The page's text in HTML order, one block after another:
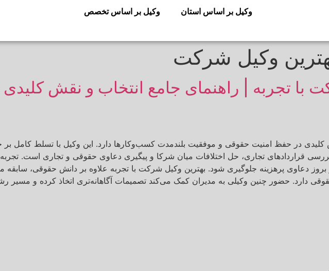
وکیل بر اساس استان وکیل بر اساس تخصص
وکیل شرکت
با تجربه | راهنمای جامع انتخاب و نقش
در حفظ امنیت حقوقی و موفقیت بلندمدت کسب‌وکارها دارد. این وکیل با تسلط کامل
قراردادهای تجاری، حل اختلافات میان شرکا و پیگیری دعاوی حقوقی و تجاری است.
دعاوی پرهزینه جلوگیری شود. بهترین وکیل شرکت با تجربه علاوه بر دانش حقوقی، سابقه
دارد. حضور چنین وکیلی به مدیران کمک می‌کند تصمیمات آگاهانه‌تری اتخاذ کرده و مسیر